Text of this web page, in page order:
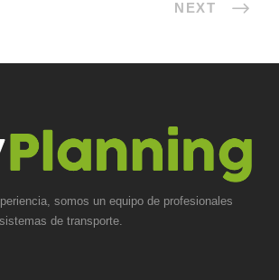
NEXT
somos un equipo de profesionales
de transporte.